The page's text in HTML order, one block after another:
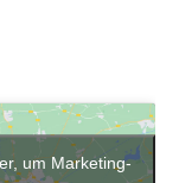
um Marketing-